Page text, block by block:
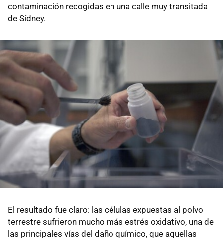
contaminación recogidas en una calle muy transitada
de Sídney.
El resultado fue claro: las células expuestas al polvo
terrestre sufrieron mucho más estrés oxidativo, una de
las principales vías del daño químico, que aquellas